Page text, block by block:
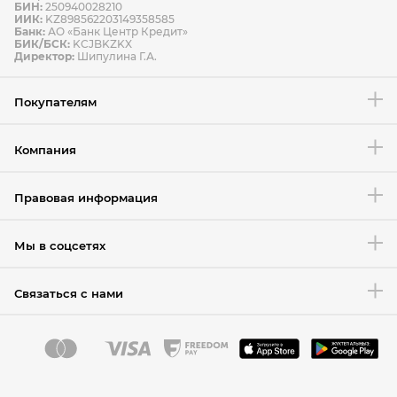
Условия возврата товара
БИН: 250940028210
ИИК: KZ898562203149358585
Банк: АО «Банк Центр Кредит»
БИК/БСК: KCJBKZKX
Директор: Шипулина Г.А.
Покупателям
Компания
Правовая информация
Мы в соцсетях
Связаться с нами